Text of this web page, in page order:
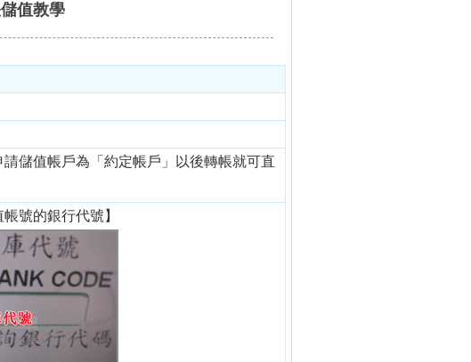
值教學
儲值帳戶為「約定帳戶」以後轉帳就可直
號的銀行代號 】